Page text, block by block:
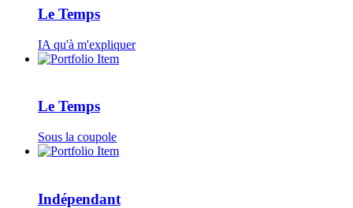
Le Temps
IA qu'à m'expliquer
Le Temps
Sous la coupole
Indépendant